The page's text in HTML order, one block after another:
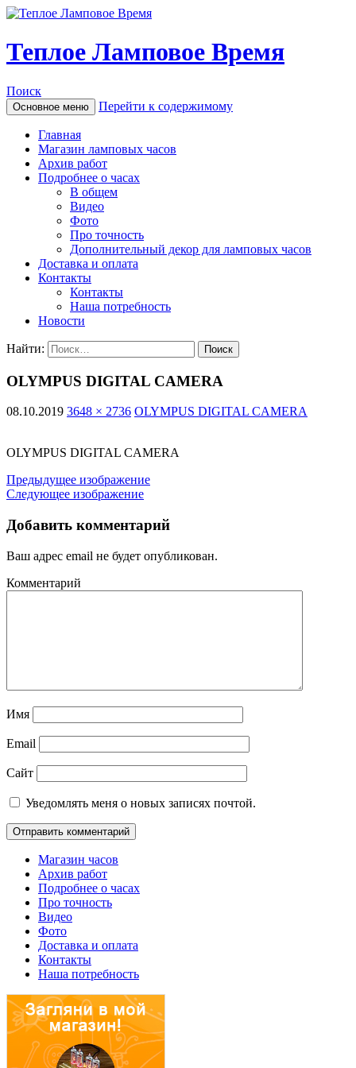
Теплое Ламповое Время
Поиск
Основное меню Перейти к содержимому
Главная
Магазин ламповых часов
Архив работ
Подробнее о часах
В общем
Видео
Фото
Про точность
Дополнительный декор для ламповых часов
Доставка и оплата
Контакты
Контакты
Наша потребность
Новости
Найти:
OLYMPUS DIGITAL CAMERA
08.10.2019 3648 × 2736 OLYMPUS DIGITAL CAMERA
OLYMPUS DIGITAL CAMERA
Предыдущее изображение
Следующее изображение
Добавить комментарий
Ваш адрес email не будет опубликован.
Комментарий
Имя
Email
Сайт
Уведомлять меня о новых записях почтой.
Магазин часов
Архив работ
Подробнее о часах
Про точность
Видео
Фото
Доставка и оплата
Контакты
Наша потребность